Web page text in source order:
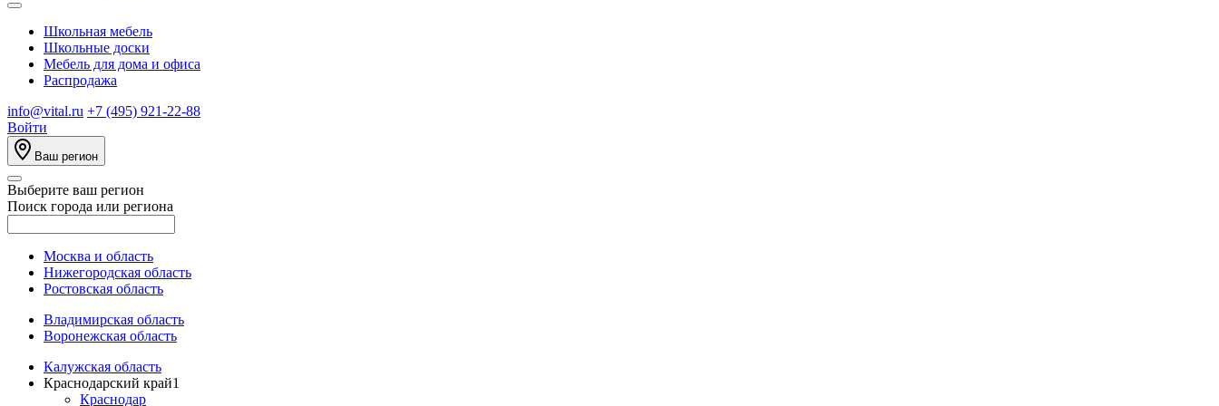
Школьная мебель
Школьные доски
Мебель для дома и офиса
Распродажа
info@vital.ru +7 (495) 921-22-88
Войти
Ваш регион
Выберите ваш регион
Поиск города или региона
Москва и область
Нижегородская область
Ростовская область
Владимирская область
Воронежская область
Калужская область
Краснодарский край1
Краснодар